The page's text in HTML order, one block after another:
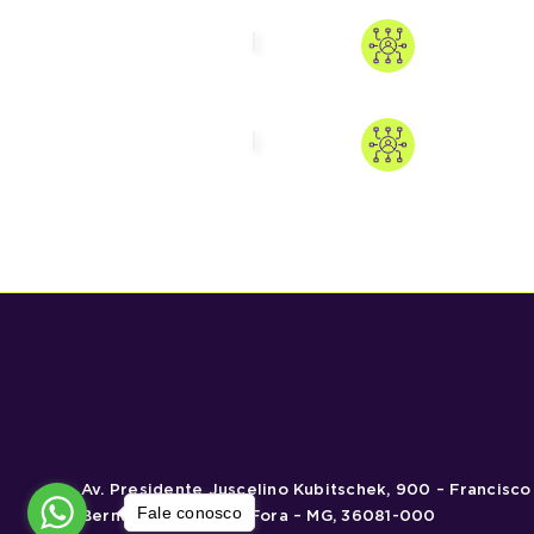
Av. Presidente Juscelino Kubitschek, 900 – Francisco
Bernardino, Juiz de Fora – MG, 36081-000
Fale conosco